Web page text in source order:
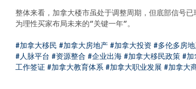
整体来看，加拿大楼市虽处于调整周期，但底部信号
为理性买家布局未来的“关键一年”。
#加拿大移民 #加拿大房地产 #加拿大投资 #多伦多房
#人脉平台 #资源整合 #企业出海 #加拿大移民政策 #加
工作签证 #加拿大教育体系 #加拿大职业发展 #加拿大